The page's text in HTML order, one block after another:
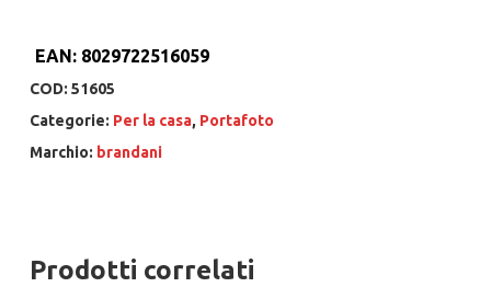
EAN: 8029722516059
COD: 51605
Categorie: Per la casa, Portafoto
Marchio: brandani
Prodotti correlati